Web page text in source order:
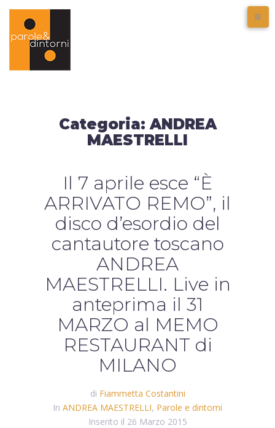
Categoria:ANDREA
MAESTRELLI
Il 7 aprile esce “È
ARRIVATO REMO”, il
disco d’esordio del
cantautore toscano
ANDREA
MAESTRELLI. Live in
anteprima il 31
MARZO al MEMO
RESTAURANT di
MILANO
di Fiammetta Costantini
In ANDREA MAESTRELLI, Parole e dintorni
Inserito il 26 Marzo 2015